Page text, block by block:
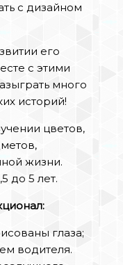
с дизайном
его
с этими
много
историй!
цветов,
жизни.
до 5 лет.
глаза;
водителя.